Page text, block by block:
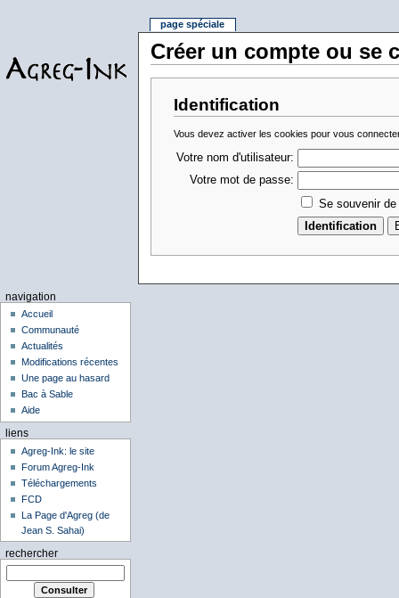
Créer un compte ou se
Identification
Vous devez activer les cookies pour vous
Votre nom d'utilisateur:
Votre mot de passe:
Se souvenir
page spéciale
navigation
Accueil
Communauté
Actualités
Modifications récentes
Une page au hasard
Bac à Sable
Aide
liens
Agreg-Ink: le site
Forum Agreg-Ink
Téléchargements
FCD
La Page d'Agreg (de
Jean S. Sahai)
rechercher